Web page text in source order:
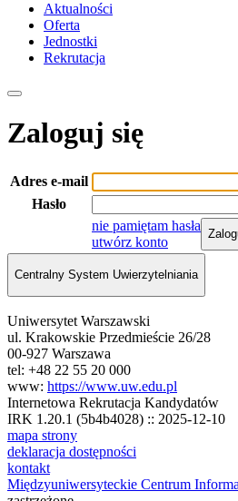
Aktualności
Oferta
Jednostki
Rekrutacja
Zaloguj się
Adres e-mail
Hasło
nie pamiętam hasła
utwórz konto
Centralny System Uwierzytelniania
Uniwersytet Warszawski
ul. Krakowskie Przedmieście 26/28
00-927 Warszawa
tel: +48 22 55 20 000
www: https://www.uw.edu.pl
Internetowa Rekrutacja Kandydatów
IRK 1.20.1 (5b4b4028) :: 2025-12-10
mapa strony
deklaracja dostępności
kontakt
Międzyuniwersyteckie Centrum